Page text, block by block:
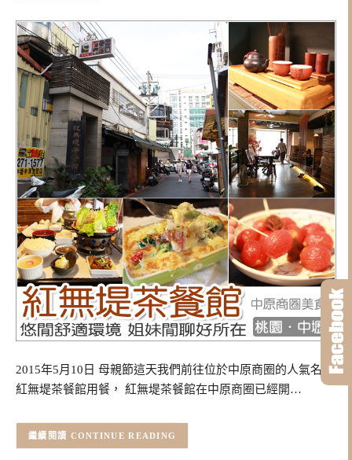
2015年5月10日 母親節這天我們前往位於中原商圈的人氣名店
紅無堤茶餐館用餐， 紅無堤茶餐館在中原商圈已經開…
CONTINUE READING